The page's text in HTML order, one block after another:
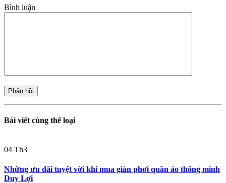
Bình luận
Bài viết cùng thể loại
04 Th3
Những ưu đãi tuyệt vời khi mua giàn phơi quần áo thông minh
Duy Lợi